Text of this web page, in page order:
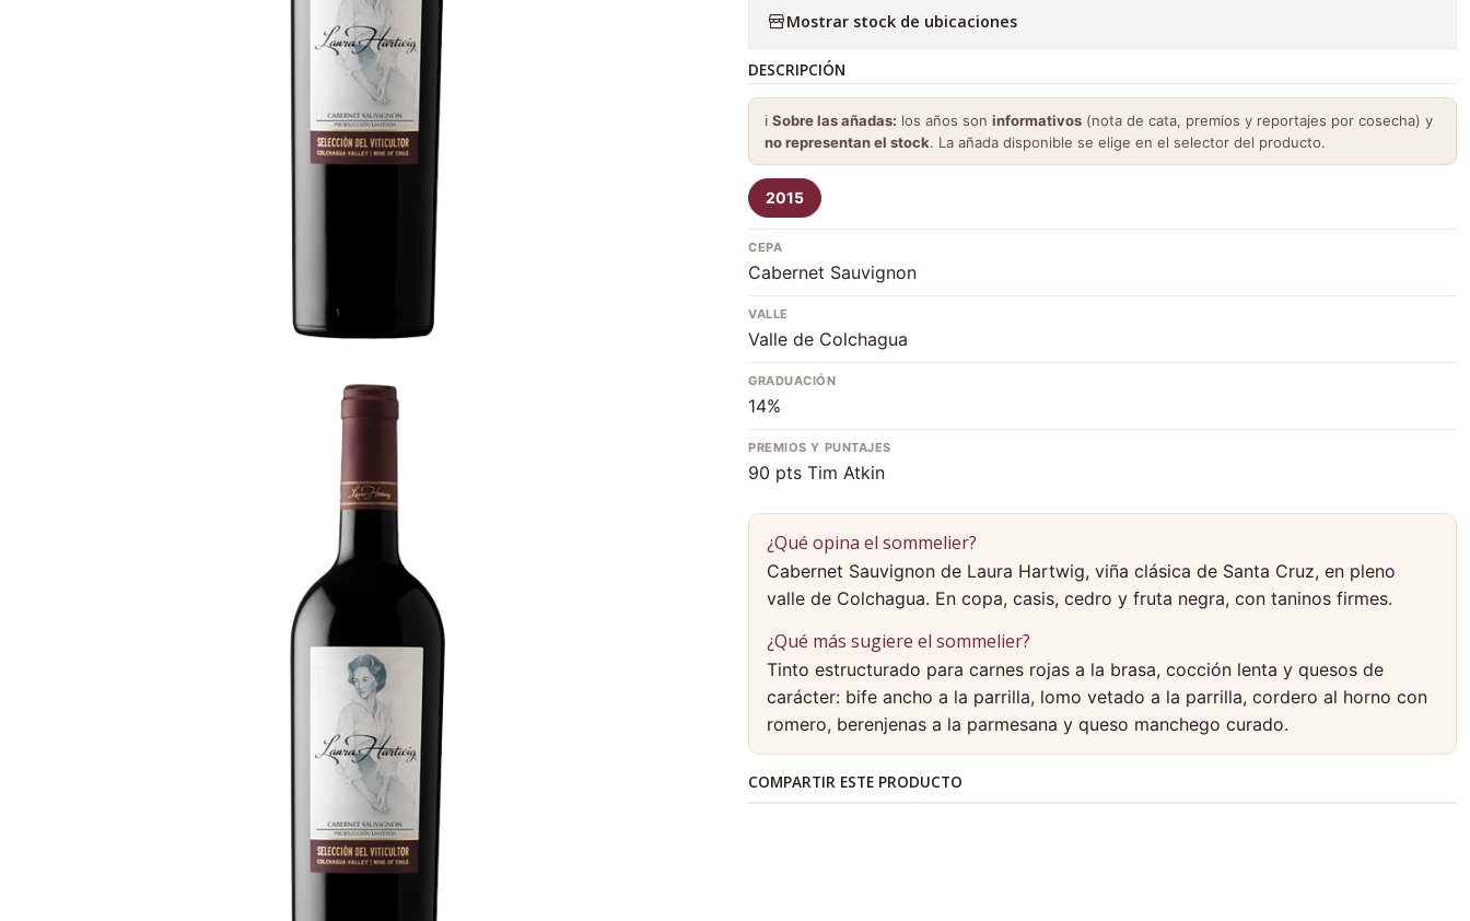
Mostrar stock de ubicaciones
DESCRIPCIÓN
ℹ️ Sobre las añadas: los años son informativos (nota de cata, premios y reportajes por cosecha) y
no representan el stock. La añada disponible se elige en el selector del producto.
2015
CEPA
Cabernet Sauvignon
VALLE
Valle de Colchagua
GRADUACIÓN
14%
PREMIOS Y PUNTAJES
90 pts Tim Atkin
¿Qué opina el sommelier?
Cabernet Sauvignon de Laura Hartwig, viña clásica de Santa Cruz, en pleno
valle de Colchagua. En copa, casis, cedro y fruta negra, con taninos firmes.
¿Qué más sugiere el sommelier?
Tinto estructurado para carnes rojas a la brasa, cocción lenta y quesos de
carácter: bife ancho a la parrilla, lomo vetado a la parrilla, cordero al horno con
romero, berenjenas a la parmesana y queso manchego curado.
COMPARTIR ESTE PRODUCTO